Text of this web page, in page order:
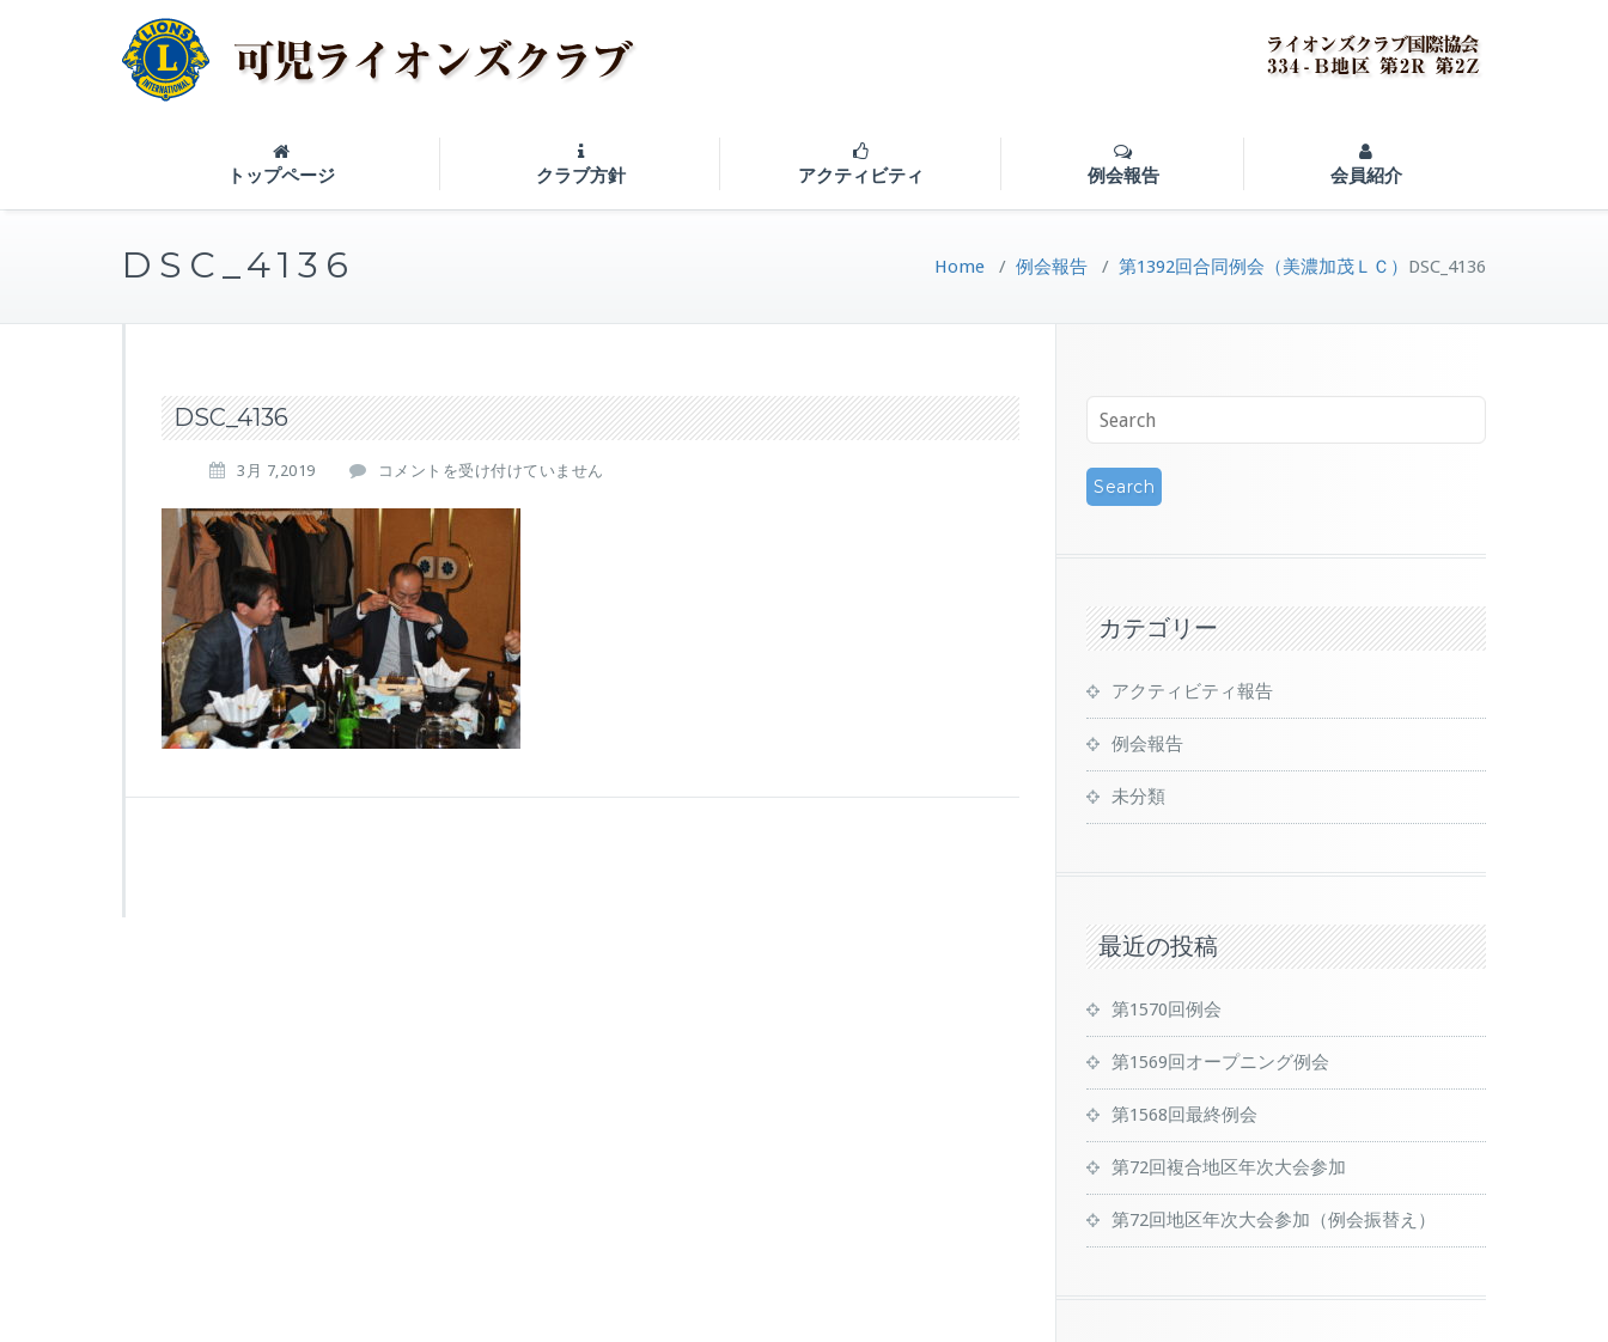
トップページ クラブ方針 アクティビティ 例会報告 会員紹介
DSC_4136 Home / 例会報告 / 第1392回合同例会（美濃加茂ＬＣ） DSC_4136
DSC_4136
3月 7,2019
D
C
4
1
3
6
は
コメントを受け付けていません
カテゴリー
アクティビティ報告
例会報告
未分類
最近の投稿
第1570回例会
第1569回オープニング例会
第1568回最終例会
第72回複合地区年次大会参加
第72回地区年次大会参加（例会振替え）